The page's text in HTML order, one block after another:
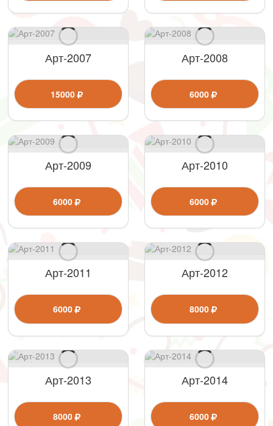
Арт-2007
15000
Арт-2008
6000
Арт-2009
6000
Арт-2010
6000
Арт-2011
6000
Арт-2012
8000
Арт-2013
8000
Арт-2014
6000